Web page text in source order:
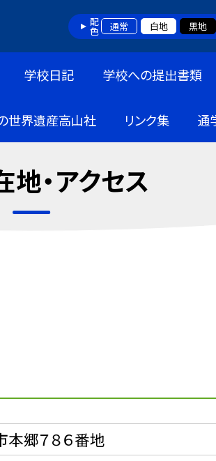
配色 通常 白地 黒地
学校日記 学校への提出書類
世界遺産高山社 リンク集 通
・アクセス
郷７８６番地